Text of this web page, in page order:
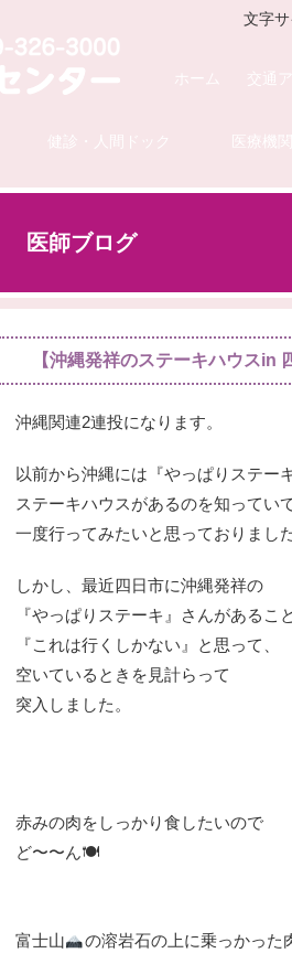
文字サ
ホーム 交通
健診・人間ドック 医療機
医師ブログ
【沖縄発祥のステーキハウスin
沖縄関連2連投になります。
以前から沖縄には『やっぱりステー
ステーキハウスがあるのを知ってい
一度行ってみたいと思っておりました
しかし、最近四日市に沖縄発祥の
『やっぱりステーキ』さんがあるこ
『これは行くしかない』と思って、
空いているときを見計らって
突入しました。
赤みの肉をしっかり食したいので
ど〜〜ん🍽
富士山 の溶岩石の上に乗っかった